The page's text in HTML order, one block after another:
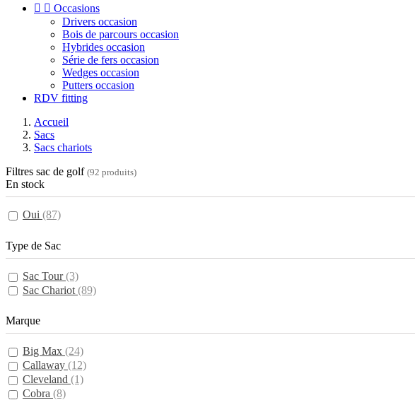
  Occasions
Drivers occasion
Bois de parcours occasion
Hybrides occasion
Série de fers occasion
Wedges occasion
Putters occasion
RDV fitting
Accueil
Sacs
Sacs chariots
Filtres sac de golf (92 produits)
En stock
Oui (87)
Type de Sac
Sac Tour(3)
Sac Chariot (89)
Marque
Big Max (24)
Callaway (12)
Cleveland (1)
Cobra (8)